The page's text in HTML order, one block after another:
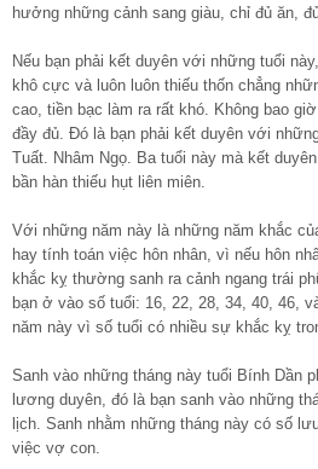
hưởng những cảnh sang giàu, chỉ đủ ăn,
Nếu bạn phải kết duyên với những tuổi
khô cực và luôn luôn thiếu thốn chẳng
cao, tiền bạc làm ra rất khó. Không bao
đầy đủ. Đó là bạn phải kết duyên với
Tuất. Nhâm Ngọ. Ba tuổi này mà kết
bần hàn thiếu hụt liên miên.
Với những năm này là những năm khắc
hay tính toán việc hôn nhân, vì nếu hôn
khắc kỵ thường sanh ra cảnh ngang trái
bạn ở vào số tuổi: 16, 22, 28, 34, 40, 46,
năm này vì số tuổi có nhiều sự khắc kỵ
Sanh vào những tháng này tuổi Bính Dần
lương duyên, đó là bạn sanh vào những
lịch. Sanh nhằm những tháng này có số
việc vợ con.